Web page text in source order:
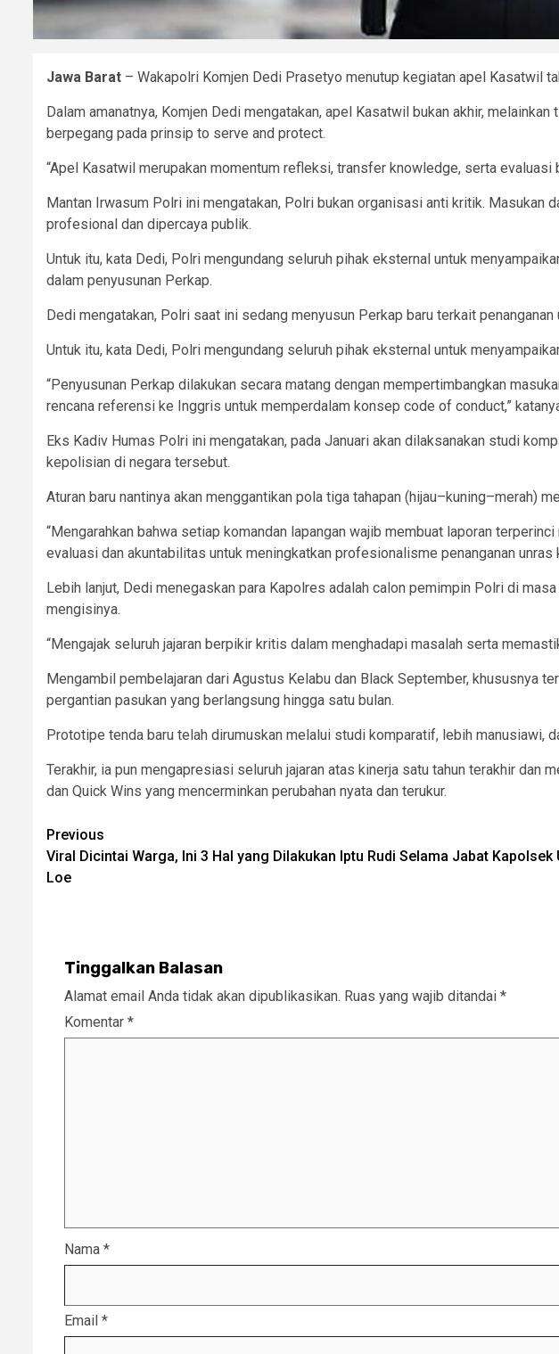
Jawa Barat – Wakapolri Komjen Dedi Prasetyo menutup kegiatan apel Kasatwil
Dalam amanatnya, Komjen Dedi mengatakan, apel Kasatwil bukan akhir,
berpegang pada prinsip to serve and protect.
“Apel Kasatwil merupakan momentum refleksi, transfer knowledge, serta
Mantan Irwasum Polri ini mengatakan, Polri bukan organisasi anti kritik. Masukan
profesional dan dipercaya publik.
Untuk itu, kata Dedi, Polri mengundang seluruh pihak eksternal untuk
dalam penyusunan Perkap.
Dedi mengatakan, Polri saat ini sedang menyusun Perkap baru terkait
Untuk itu, kata Dedi, Polri mengundang seluruh pihak eksternal untuk
“Penyusunan Perkap dilakukan secara matang dengan mempertimbangkan
rencana referensi ke Inggris untuk memperdalam konsep code of conduct,”
Eks Kadiv Humas Polri ini mengatakan, pada Januari akan dilaksanakan studi
kepolisian di negara tersebut.
Aturan baru nantinya akan menggantikan pola tiga tahapan (hijau–kuning–merah)
“Mengarahkan bahwa setiap komandan lapangan wajib membuat laporan
evaluasi dan akuntabilitas untuk meningkatkan profesionalisme penanganan unras
Lebih lanjut, Dedi menegaskan para Kapolres adalah calon pemimpin Polri di
mengisinya.
“Mengajak seluruh jajaran berpikir kritis dalam menghadapi masalah serta
Mengambil pembelajaran dari Agustus Kelabu dan Black September, khususnya
pergantian pasukan yang berlangsung hingga satu bulan.
Prototipe tenda baru telah dirumuskan melalui studi komparatif, lebih manusiawi,
Terakhir, ia pun mengapresiasi seluruh jajaran atas kinerja satu tahun terakhir
dan Quick Wins yang mencerminkan perubahan nyata dan terukur.
Post
navigation
Previous
Viral Dicintai Warga, Ini 3 Hal yang Dilakukan Iptu Rudi Selama Jabat Kapolsek
Loe
Tinggalkan Balasan
Alamat email Anda tidak akan dipublikasikan. Ruas yang wajib ditandai *
Komentar *
Nama *
Email *